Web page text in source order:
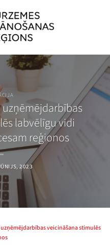
labvēlīgu vidi
reģionos
2023
veicināšana stimulēs